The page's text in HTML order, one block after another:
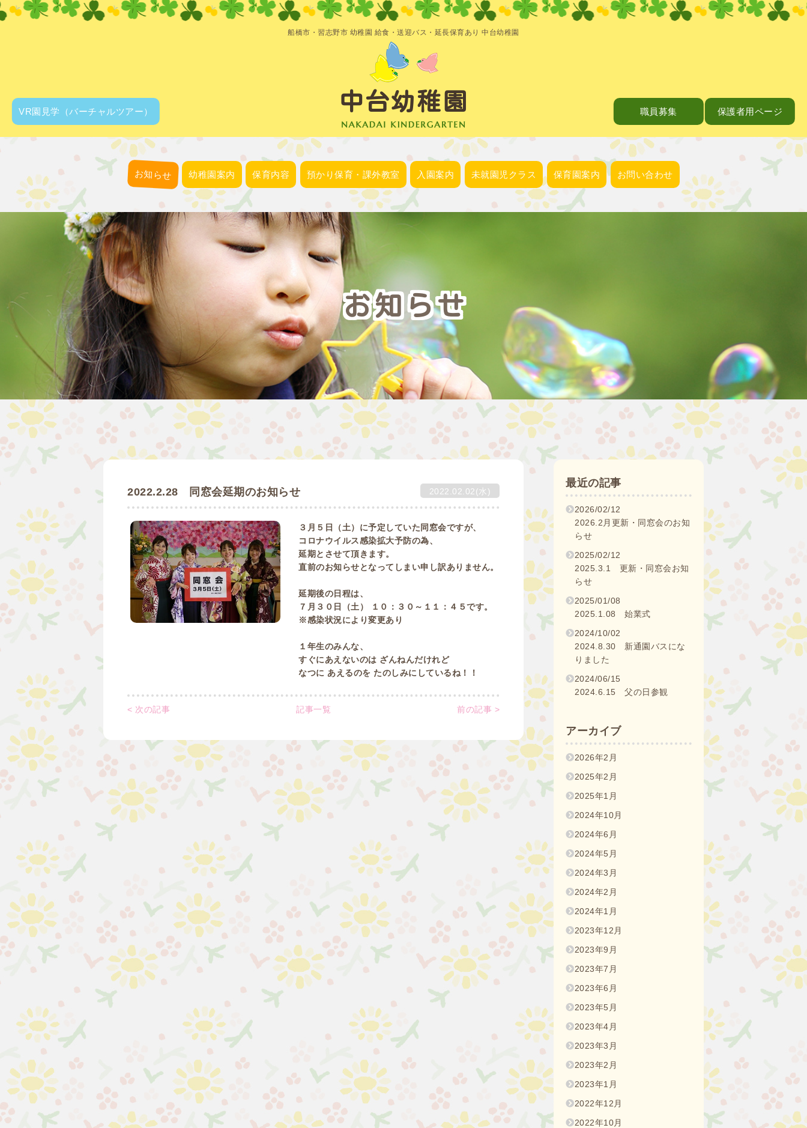
船橋市・習志野市 幼稚園 給食・送迎バス・延長保育あり 中台幼稚園
中台幼稚園
VR園見学 （バーチャルツアー） 職員募集 保護者用ページ
お知らせ 幼稚園案内 保育内容 預かり保育・課外教室 入園案内 未就園児クラス 保育園案内 お問い合わせ
お知らせ
2022.2.28 同窓会延期のお知らせ 2022.02.02(水)
３月５日（土）に予定していた同窓会ですが、
コロナウイルス感染拡大予防の為、
延期とさせて頂きます。
直前のお知らせとなってしまい申し訳ありません。
延期後の日程は、
７月３０日（土） １０：３０～１１：４５です。
※感染状況により変更あり
１年生のみんな、
すぐにあえないのは ざんねんだけれど
なつに あえるのを たのしみにしているね！！
< 次の記事 記事一覧 前の記事 >
最近の記事
2026/02/12
2026.2月更新・同窓会のお知
らせ
2025/02/12
2025.3.1 更新・同窓会お知
らせ
2025/01/08
2025.1.08 始業式
2024/10/02
2024.8.30 新通園バスにな
りました
2024/06/15
2024.6.15 父の日参観
アーカイブ
2026年2月
2025年2月
2025年1月
2024年10月
2024年6月
2024年5月
2024年3月
2024年2月
2024年1月
2023年12月
2023年9月
2023年7月
2023年6月
2023年5月
2023年4月
2023年3月
2023年2月
2023年1月
2022年12月
2022年10月